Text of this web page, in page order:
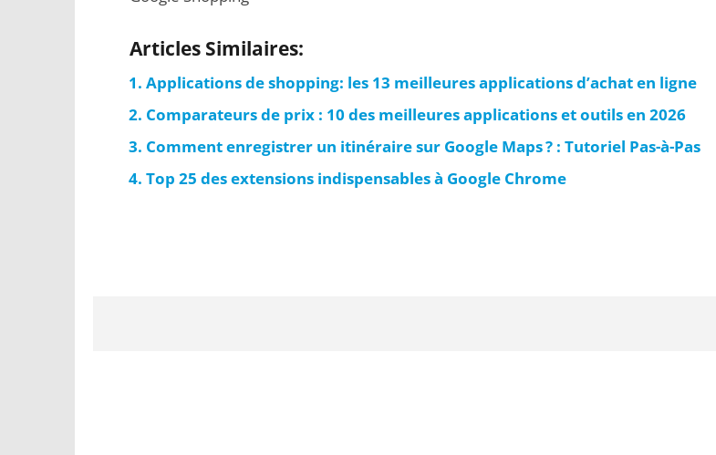
Articles Similaires:
Applications de shopping: les 13 meilleures applications d’achat en ligne
Comparateurs de prix : 10 des meilleures applications et outils en 2026
Comment enregistrer un itinéraire sur Google Maps ? : Tutoriel Pas-à-Pas
Top 25 des extensions indispensables à Google Chrome